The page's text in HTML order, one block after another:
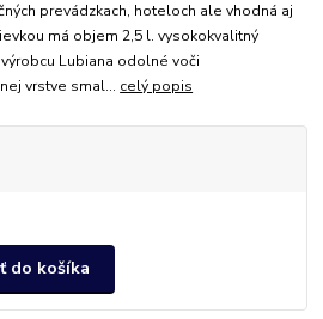
prevádzkach, hoteloch ale vhodná aj
má objem 2,5 l. vysokokvalitný
Lubiana odolné voči
vrstve smal... celý popis
do košíka